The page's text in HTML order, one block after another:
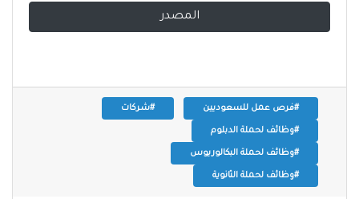
المصدر
#فرص عمل للسعوديين #شركات
#وظائف لحملة الدبلوم
#وظائف لحملة البكالوريوس
#وظائف لحملة الثانوية